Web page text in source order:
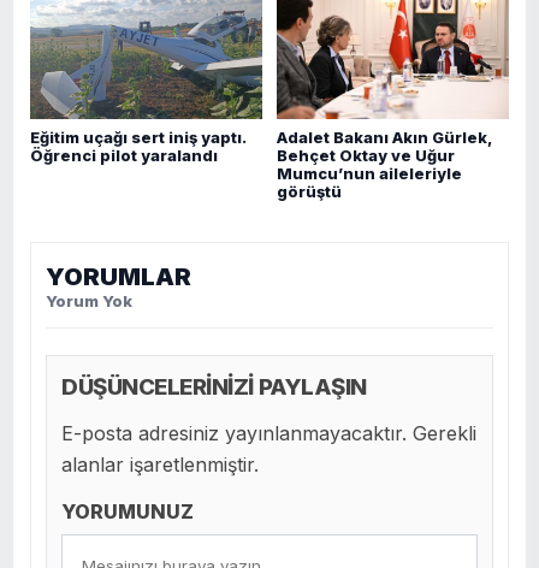
Eğitim uçağı sert iniş yaptı.
Öğrenci pilot yaralandı
Adalet Bakanı Akın Gürlek,
Behçet Oktay ve Uğur
Mumcu’nun aileleriyle
görüştü
YORUMLAR
Yorum Yok
DÜŞÜNCELERİNİZİ PAYLAŞIN
E-posta adresiniz yayınlanmayacaktır. Gerekli
alanlar işaretlenmiştir.
YORUMUNUZ